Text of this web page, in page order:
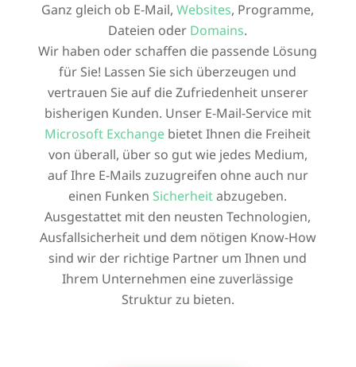
Ganz gleich ob E-Mail,Websites, Programme,
Dateien oder Domains.
Wir haben oder schaffen die passende Lösung
für Sie! Lassen Sie sich überzeugen und
vertrauen Sie auf die Zufriedenheit unserer
bisherigen Kunden. Unser E-Mail-Service mit
Microsoft Exchange bietet Ihnen die Freiheit
von überall, über so gut wie jedes Medium,
auf Ihre E-Mails zuzugreifen ohne auch nur
einen Funken Sicherheitabzugeben.
Ausgestattet mit den neusten Technologien,
Ausfallsicherheit und dem nötigen Know-How
sind wir der richtige Partner um Ihnen und
Ihrem Unternehmen eine zuverlässige
Struktur zu bieten.